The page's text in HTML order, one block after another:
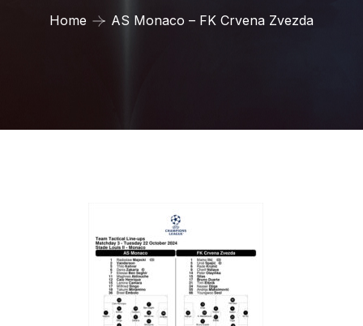
Home AS Monaco – FK Crvena Zvezda